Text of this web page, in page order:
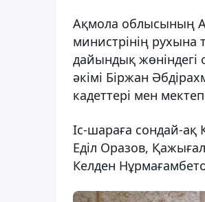
Ақмола облысының
министрінің рухына
дайындық
әкімі Біржан
кадеттері мен
Іс-шараға сондай-
Еділ Оразов,
Келден